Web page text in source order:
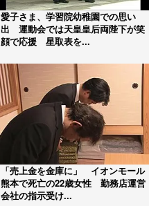
愛子さま、学習院幼稚園での思い
出 運動会では天皇皇后両陛下が笑
顔で応援 星取表を...
「売上金を金庫に」 イオンモール
熊本で死亡の22歳女性 勤務店運営
会社の指示受け...